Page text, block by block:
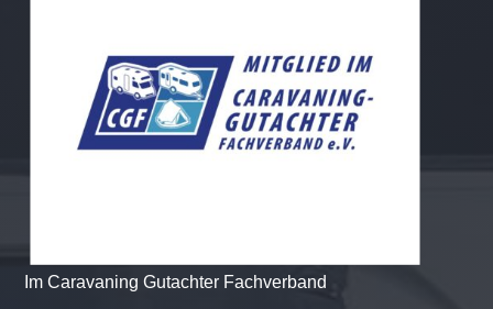
Im Caravaning Gutachter Fachverband